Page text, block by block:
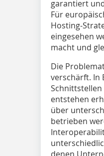
garantiert
Für
eingesehen
macht und
Die
verschärft. In
Schnittstellen
entstehen
über
betrieben